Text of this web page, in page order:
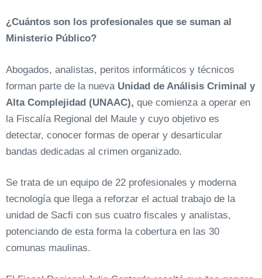
¿Cuántos son los profesionales que se suman al
Ministerio Público?
Abogados, analistas, peritos informáticos y técnicos
forman parte de la nueva Unidad de Análisis Criminal y
Alta Complejidad (UNAAC), que comienza a operar en
la Fiscalía Regional del Maule y cuyo objetivo es
detectar, conocer formas de operar y desarticular
bandas dedicadas al crimen organizado.
Se trata de un equipo de 22 profesionales y moderna
tecnología que llega a reforzar el actual trabajo de la
unidad de Sacfi con sus cuatro fiscales y analistas,
potenciando de esta forma la cobertura en las 30
comunas maulinas.